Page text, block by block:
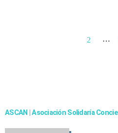
2 …
ASCAN | Asociación Solidaría